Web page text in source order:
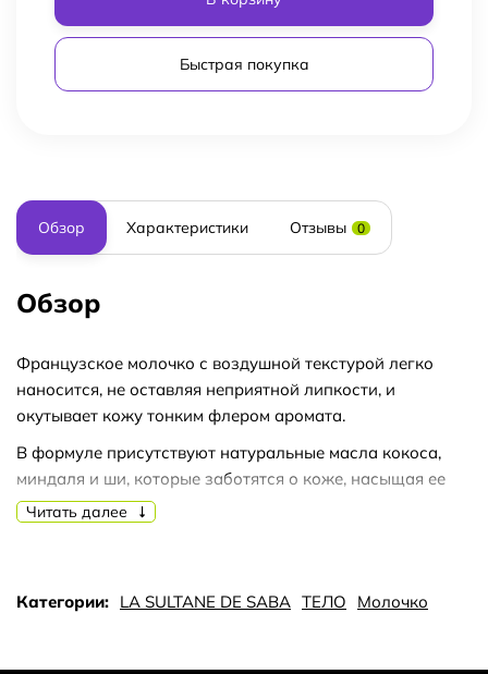
Быстрая покупка
Обзор Характеристики Отзывы 0
Обзор
Французское молочко с воздушной текстурой легко
наносится, не оставляя неприятной липкости, и
окутывает кожу тонким флером аромата.
В формуле присутствуют натуральные масла кокоса,
миндаля и ши, которые заботятся о коже, насыщая ее
питающими элементами.
естественное сияние.
Читать далее
Категории: LA SULTANE DE SABA ТЕЛО Молочко